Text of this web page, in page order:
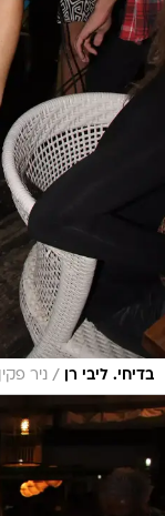
בדיחי. ליבי רן / ניר פקין